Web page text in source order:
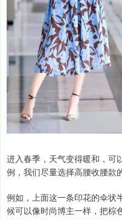
进入春季，天气变得暖和，可
例，我们尽量选择高腰收腰款
例如，上面这一条印花的伞状
候可以像时尚博主一样，把棕